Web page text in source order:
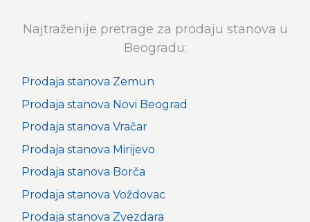
Najtraženije pretrage za prodaju stanova u
Beogradu:
Prodaja stanova Zemun
Prodaja stanova Novi Beograd
Prodaja stanova Vračar
Prodaja stanova Mirijevo
Prodaja stanova Borča
Prodaja stanova Voždovac
Prodaja stanova Zvezdara